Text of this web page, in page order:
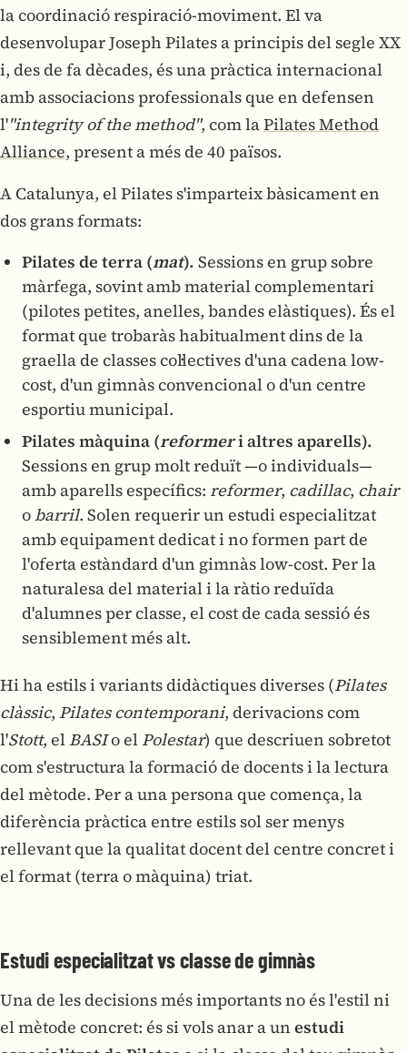
la coordinació respiració-moviment. El va
desenvolupar Joseph Pilates a principis del segle XX
i, des de fa dècades, és una pràctica internacional
amb associacions professionals que en defensen
l'"integrity of the method", com laPilates Method
Alliance, present a més de 40 països.
A Catalunya, el Pilates s'imparteix bàsicament en
dos grans formats:
Pilates de terra (mat). Sessions en grup sobre
màrfega, sovint amb material complementari
(pilotes petites, anelles, bandes elàstiques). És el
format que trobaràs habitualment dins de la
graella de classes col·lectives d'una cadena low-
cost, d'un gimnàs convencional o d'un centre
esportiu municipal.
Pilates màquina (reformeri altres aparells).
Sessions en grup molt reduït —o individuals—
amb aparells específics: reformer, cadillac, chair
obarril. Solen requerir un estudi especialitzat
amb equipament dedicat i no formen part de
l'oferta estàndard d'un gimnàs low-cost. Per la
naturalesa del material i la ràtio reduïda
d'alumnes per classe, el cost de cada sessió és
sensiblement més alt.
Hi ha estils i variants didàctiques diverses (Pilates
clàssic, Pilates contemporani, derivacions com
l'Stott, elBASIo elPolestar) que descriuen sobretot
com s'estructura la formació de docents i la lectura
del mètode. Per a una persona que comença, la
diferència pràctica entre estils sol ser menys
rellevant que la qualitat docent del centre concret i
el format (terra o màquina) triat.
Estudi especialitzat vs classe de gimnàs
Una de les decisions més importants no és l'estil ni
el mètode concret: és si vols anar a un estudi